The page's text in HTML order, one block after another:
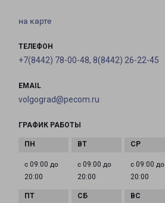
на карте
ТЕЛЕФОН
+7(8442) 78-00-48, 8(8442) 26-22-45
EMAIL
volgograd@pecom.ru
ГРАФИК РАБОТЫ
с 09:00 до
20:00
с 09:00 до
20:00
с 09:00 до
20:00